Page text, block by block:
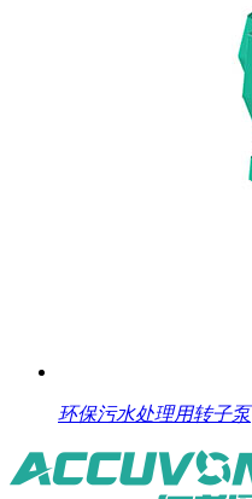
环保污水处理用转子泵